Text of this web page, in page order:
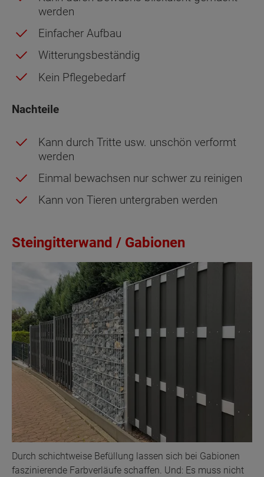
werden
Einfacher Aufbau
Witterungsbeständig
Kein Pflegebedarf
Nachteile
Kann durch Tritte usw. unschön verformt
werden
Einmal bewachsen nur schwer zu reinigen
Kann von Tieren untergraben werden
Steingitterwand / Gabionen
Durch schichtweise Befüllung lassen sich bei Gabionen
faszinierende Farbverläufe schaffen. Und: Es muss nicht